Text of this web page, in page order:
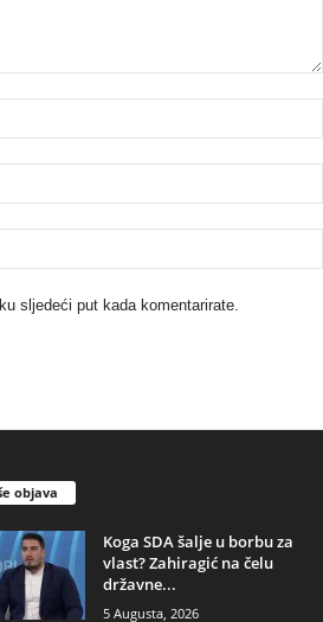
sljedeći put kada komentarirate.
objava
​Koga SDA šalje u borbu za
vlast? Zahiragić na čelu
državne...
5 Augusta, 2026